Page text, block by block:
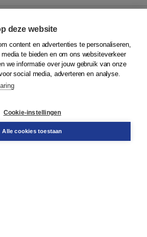
uitgevers
deze website
content en advertenties te personaliseren,
te bieden en om ons websiteverkeer
we informatie over jouw gebruik van onze
social media, adverteren en analyse.
Cookie-instellingen
Alle cookies toestaan